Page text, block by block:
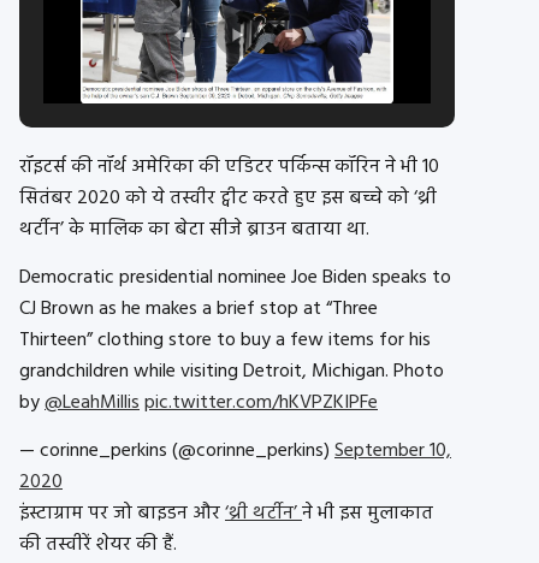
रॉइटर्स की नॉर्थ अमेरिका की एडिटर पर्किन्स कॉरिन ने भी 10
सितंबर 2020 को ये तस्वीर ट्वीट करते हुए इस बच्चे को ‘थ्री
थर्टीन’ के मालिक का बेटा सीजे ब्राउन बताया था.
Democratic presidential nominee Joe Biden speaks to
CJ Brown as he makes a brief stop at “Three
Thirteen” clothing store to buy a few items for his
grandchildren while visiting Detroit, Michigan. Photo
by ⁦@LeahMillispic.twitter.com/hKVPZKIPFe
— corinne_perkins (@corinne_perkins)September 10,
2020
इंस्टाग्राम पर जो बाइडन और‘थ्री थर्टीन’ने भी इस मुलाकात
की तस्वीरें शेयर की हैं.